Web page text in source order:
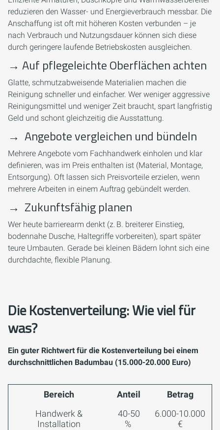
reduzieren den Wasser- und Energieverbrauch messbar. Die
Anschaffung ist oft mit höheren Kosten verbunden – je
nach Verbrauch und Nutzungsdauer können sich diese
durch geringere laufende Betriebskosten ausgleichen.
→ Auf pflegeleichte Oberflächen achten
Glatte, schmutzabweisende Materialien machen die
Reinigung schneller und einfacher. Wer weniger aggressive
Reinigungsmittel und weniger Zeit braucht, spart langfristig
Geld und schont gleichzeitig die Ausstattung.
→ Angebote vergleichen und bündeln
Mehrere Angebote vom Fachhandwerk einholen und klar
definieren, was im Preis enthalten ist (Material, Montage,
Entsorgung). Oft lassen sich Preisvorteile erzielen, wenn
mehrere Arbeiten in einem Auftrag gebündelt werden.
→ Zukunftsfähig planen
Wer heute barrierearm denkt (z. B. breiterer Einstieg,
bodennahe Dusche, Haltegriffe vorbereiten), spart später
teure Umbauten. Gerade bei kleinen Bädern lohnt sich eine
durchdachte, flexible Planung.
Die Kostenverteilung: Wie viel für
was?
Ein guter Richtwert für die Kostenverteilung bei einem
durchschnittlichen Badumbau (15.000-20.000 Euro)
Bereich Anteil
Betrag
Handwerk &
Installation
40-50
%
6.000-10.000
€